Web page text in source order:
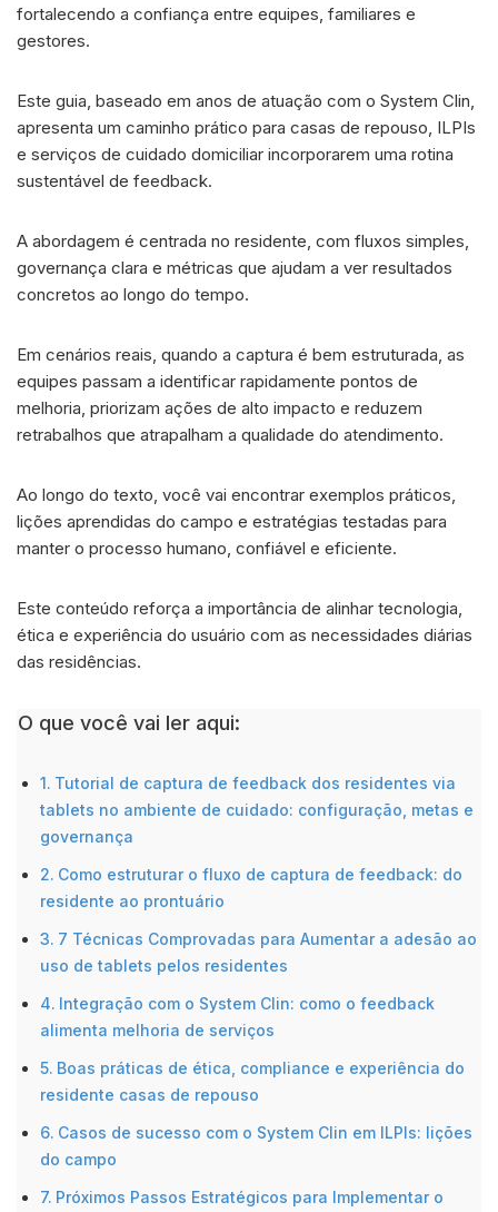
fortalecendo a confiança entre equipes, familiares e
gestores.
Este guia, baseado em anos de atuação com o System Clin,
apresenta um caminho prático para casas de repouso, ILPIs
e serviços de cuidado domiciliar incorporarem uma rotina
sustentável de feedback.
A abordagem é centrada no residente, com fluxos simples,
governança clara e métricas que ajudam a ver resultados
concretos ao longo do tempo.
Em cenários reais, quando a captura é bem estruturada, as
equipes passam a identificar rapidamente pontos de
melhoria, priorizam ações de alto impacto e reduzem
retrabalhos que atrapalham a qualidade do atendimento.
Ao longo do texto, você vai encontrar exemplos práticos,
lições aprendidas do campo e estratégias testadas para
manter o processo humano, confiável e eficiente.
Este conteúdo reforça a importância de alinhar tecnologia,
ética e experiência do usuário com as necessidades diárias
das residências.
O que você vai ler aqui:
Tutorial de captura de feedback dos residentes via
tablets no ambiente de cuidado: configuração, metas e
governança
Como estruturar o fluxo de captura de feedback: do
residente ao prontuário
7 Técnicas Comprovadas para Aumentar a adesão ao
uso de tablets pelos residentes
Integração com o System Clin: como o feedback
alimenta melhoria de serviços
Boas práticas de ética, compliance e experiência do
residente casas de repouso
Casos de sucesso com o System Clin em ILPIs: lições
do campo
Próximos Passos Estratégicos para Implementar o